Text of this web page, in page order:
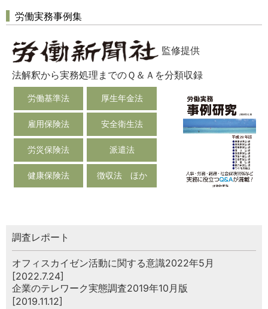
労働実務事例集
監修提供
法解釈から実務処理までのＱ＆Ａを分類収録
労働基準法 厚生年金法
雇用保険法 安全衛生法
労災保険法 派遣法
健康保険法 徴収法 ほか
調査レポート
オフィスカイゼン活動に関する意識2022年5月
[2022.7.24]
企業のテレワーク実態調査2019年10月版
[2019.11.12]